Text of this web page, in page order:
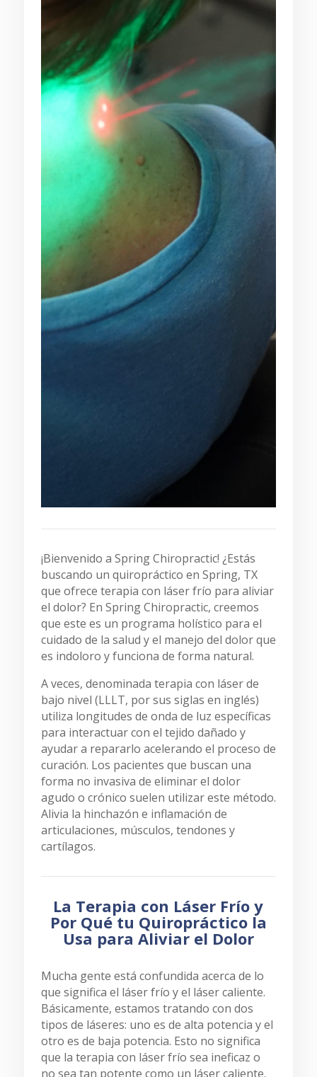
¡Bienvenido a Spring Chiropractic! ¿Estás
buscando un quiropráctico en Spring, TX
que ofrece terapia con láser frío para aliviar
el dolor? En Spring Chiropractic, creemos
que este es un programa holístico para el
cuidado de la salud y el manejo del dolor que
es indoloro y funciona de forma natural.
A veces, denominada terapia con láser de
bajo nivel (LLLT, por sus siglas en inglés)
utiliza longitudes de onda de luz específicas
para interactuar con el tejido dañado y
ayudar a repararlo acelerando el proceso de
curación. Los pacientes que buscan una
forma no invasiva de eliminar el dolor
agudo o crónico suelen utilizar este método.
Alivia la hinchazón e inflamación de
articulaciones, músculos, tendones y
cartílagos.
La Terapia con Láser Frío y
Por Qué tu Quiropráctico la
Usa para Aliviar el Dolor
Mucha gente está confundida acerca de lo
que significa el láser frío y el láser caliente.
Básicamente, estamos tratando con dos
tipos de láseres: uno es de alta potencia y el
otro es de baja potencia. Esto no significa
que la terapia con láser frío sea ineficaz o
no sea tan potente como un láser caliente.